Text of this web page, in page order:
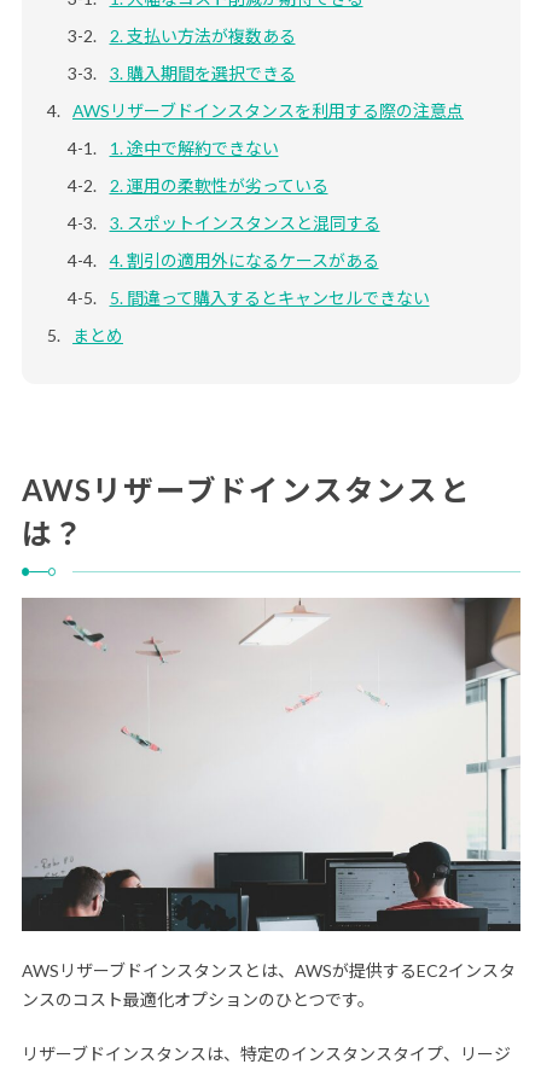
2. 支払い方法が複数ある
3. 購入期間を選択できる
AWSリザーブドインスタンスを利用する際の注意点
1. 途中で解約できない
2. 運用の柔軟性が劣っている
3. スポットインスタンスと混同する
4. 割引の適用外になるケースがある
5. 間違って購入するとキャンセルできない
まとめ
AWSリザーブドインスタンスと
は？
AWSリザーブドインスタンスとは、AWSが提供するEC2インスタ
ンスのコスト最適化オプションのひとつです。
リザーブドインスタンスは、特定のインスタンスタイプ、リージ